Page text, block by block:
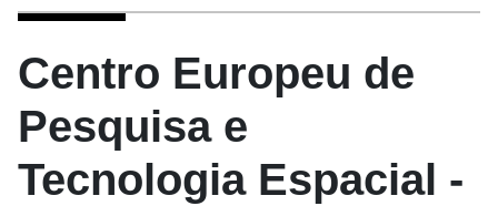
Centro Europeu de
Pesquisa e
Tecnologia Espacial -